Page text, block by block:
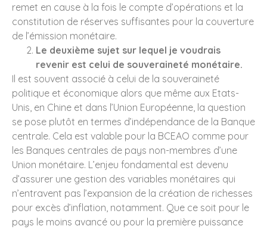
remet en cause à la fois le compte d’opérations et la
constitution de réserves suffisantes pour la couverture
de l’émission monétaire.
Le deuxième sujet sur lequel je voudrais
revenir est celui de souveraineté monétaire.
Il est souvent associé à celui de la souveraineté
politique et économique alors que même aux Etats-
Unis, en Chine et dans l’Union Européenne, la question
se pose plutôt en termes d’indépendance de la Banque
centrale. Cela est valable pour la BCEAO comme pour
les Banques centrales de pays non-membres d’une
Union monétaire. L’enjeu fondamental est devenu
d’assurer une gestion des variables monétaires qui
n’entravent pas l’expansion de la création de richesses
pour excès d’inflation, notamment. Que ce soit pour le
pays le moins avancé ou pour la première puissance